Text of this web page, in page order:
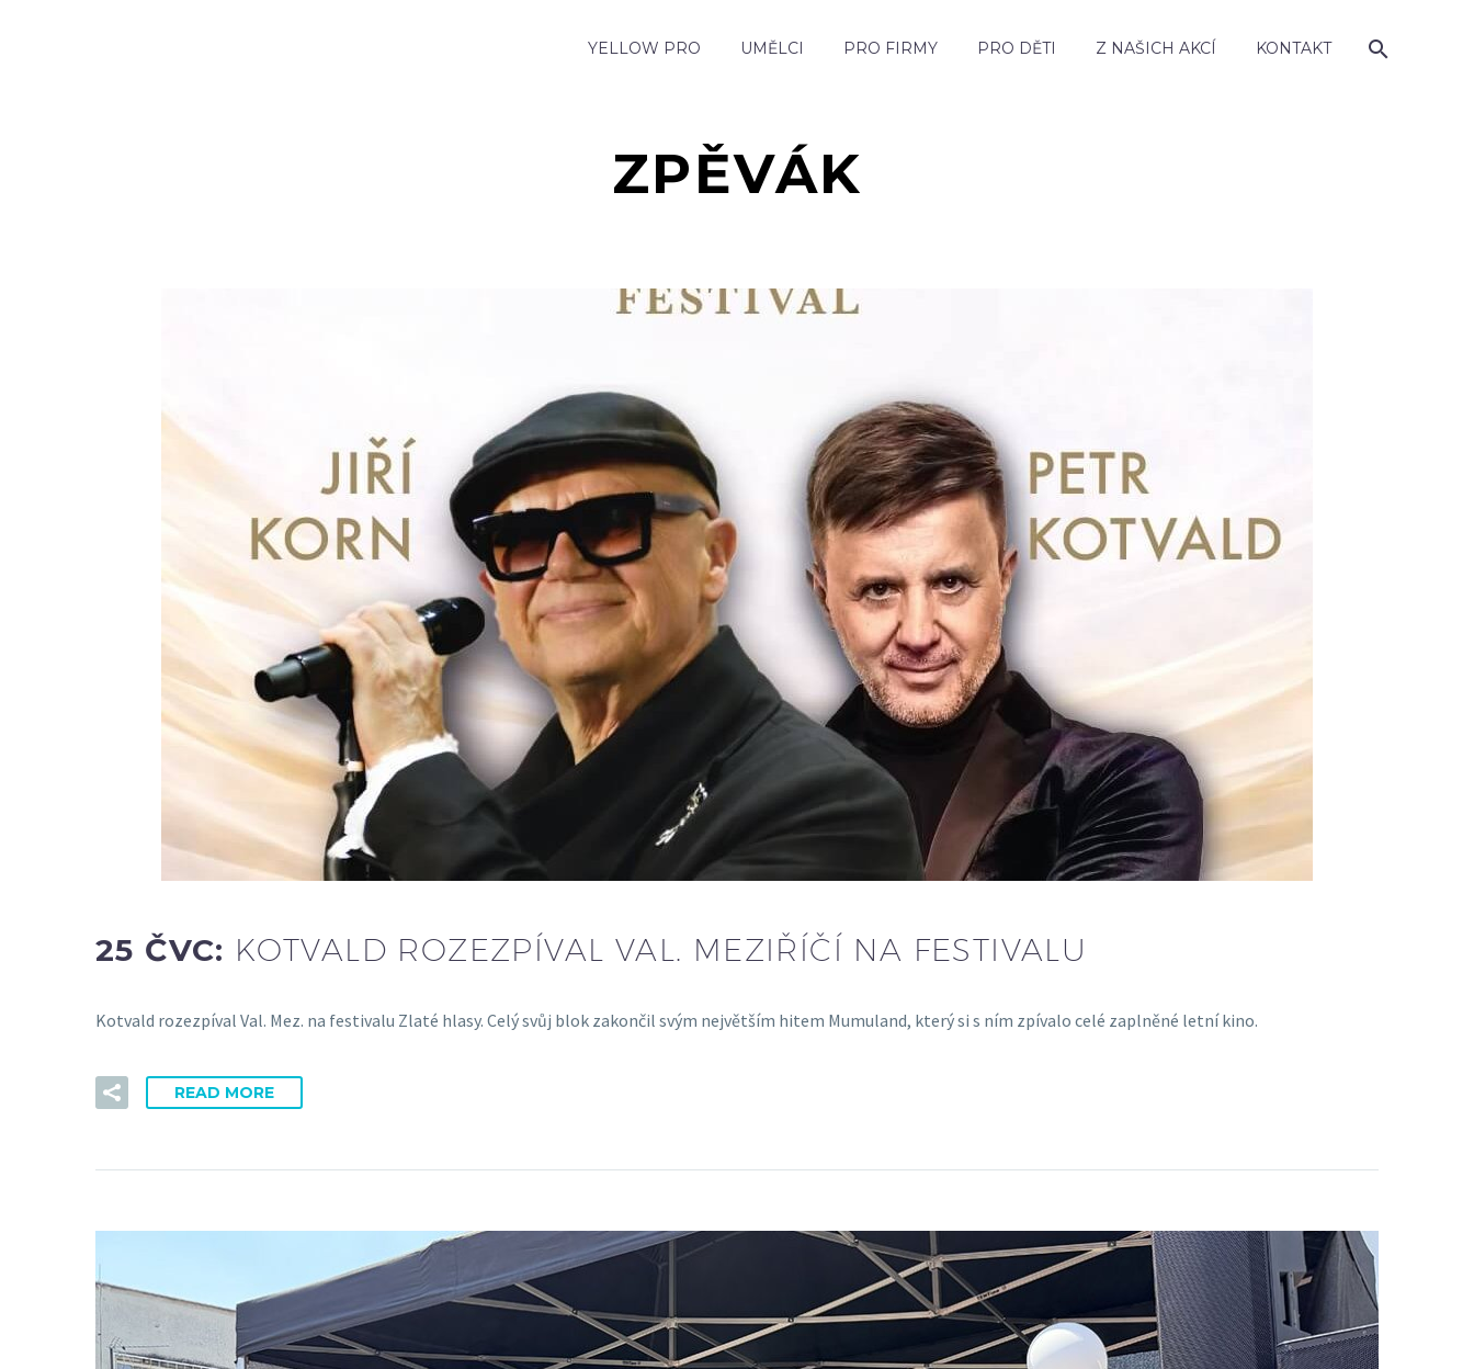
YELLOW PRO UMĚLCI PRO FIRMY PRO DĚTI Z NAŠICH AKCÍ KONTAKT
ZPĚVÁK
25 ČVC: KOTVALD ROZEZPÍVAL VAL. MEZIŘÍČÍ NA FESTIVALU
Kotvald rozezpíval Val. Mez. na festivalu Zlaté hlasy. Celý svůj blok zakončil svým největším hitem Mumuland, který si s ním zpívalo celé zaplněné letní kino.
READ MORE